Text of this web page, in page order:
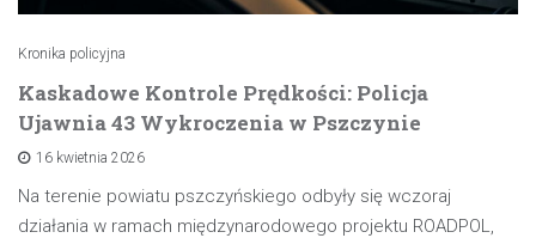
Kronika policyjna
Kaskadowe Kontrole Prędkości: Policja
Ujawnia 43 Wykroczenia w Pszczynie
16 kwietnia 2026
Na terenie powiatu pszczyńskiego odbyły się wczoraj
działania w ramach międzynarodowego projektu ROADPOL,